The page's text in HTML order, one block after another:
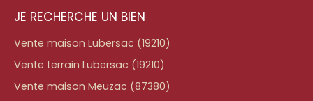
JE RECHERCHE UN BIEN
Vente maison Lubersac (19210)
Vente terrain Lubersac (19210)
Vente maison Meuzac (87380)